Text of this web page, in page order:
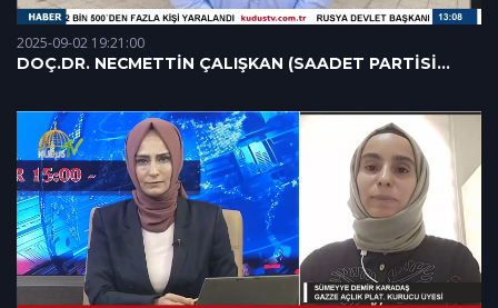
2025-09-02 19:21:00
DOÇ.DR. NECMETTİN ÇALIŞKAN (SAADET PARTİSİ